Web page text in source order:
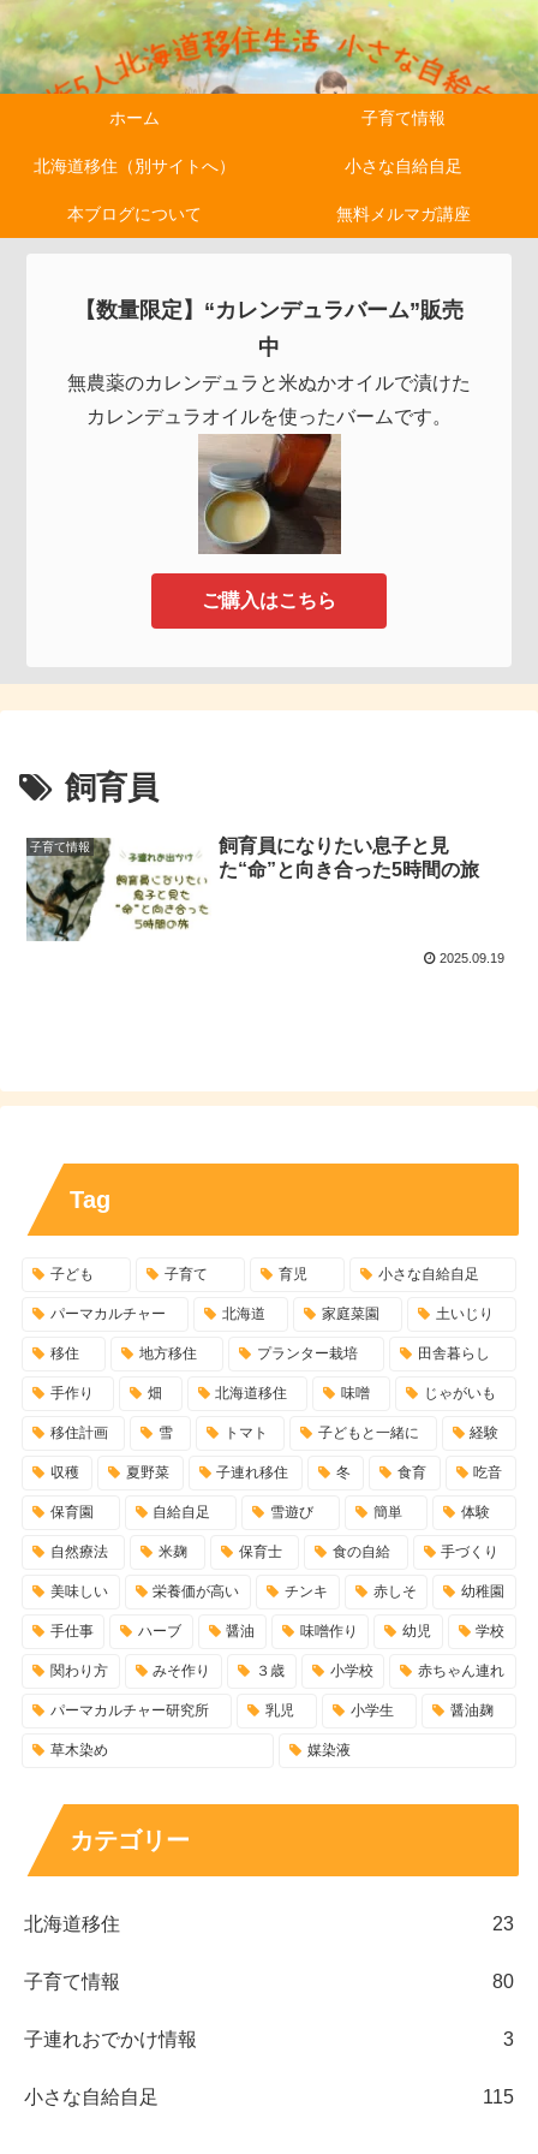
ホーム 子育て情報
北海道移住（別サイトへ） 小さな自給自足
本ブログについて 無料メルマガ講座
【数量限定】“カレンデュラバーム”販売
中
無農薬のカレンデュラと米ぬかオイルで漬けた
カレンデュラオイルを使ったバームです。
ご購入はこちら
飼育員
子育て情報
飼育員になりたい息子と見
た“命”と向き合った5時間の旅
2025.09.19
Tag
子ども 子育て 育児 小さな自給自足
パーマカルチャー 北海道 家庭菜園 土いじり
移住 地方移住 プランター栽培 田舎暮らし
手作り 畑 北海道移住 味噌 じゃがいも
移住計画 雪 トマト 子どもと一緒に 経験
収穫 夏野菜 子連れ移住 冬 食育 吃音
保育園 自給自足 雪遊び 簡単 体験
自然療法 米麹 保育士 食の自給 手づくり
美味しい 栄養価が高い チンキ 赤しそ 幼稚園
手仕事 ハーブ 醤油 味噌作り 幼児 学校
関わり方 みそ作り ３歳 小学校 赤ちゃん連れ
パーマカルチャー研究所 乳児 小学生 醤油麹
草木染め 媒染液
カテゴリー
北海道移住 23
子育て情報 80
子連れおでかけ情報 3
小さな自給自足 115